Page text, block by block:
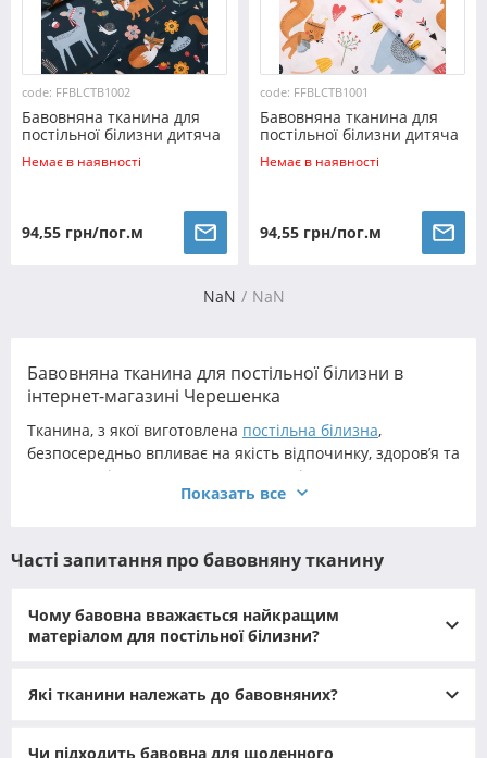
code: FFBLCTB1002
Бавовняна тканина для
постільної білизни дитяча
CTB1002
Немає в наявності
94,55 грн/пог.м
code: FFBLCTB1001
Бавовняна тканина для
постільної білизни дитяча
CTB1001
Немає в наявності
94,55 грн/пог.м
NaN NaN
Бавовняна тканина для постільної білизни в
інтернет-магазині Черешенка
Тканина, з якої виготовлена постільна білизна,
безпосередньо впливає на якість відпочинку, здоров’я та
загальне відчуття затишку в спальні. Саме тому
бавовняна тканина для постільної білизни вважається
тепло, забезпечуючи комфорт протягом усієї ночі. Коли
текстилю, більшість покупців обирають бавовну -
універсальне рішення, що ідеально підходить для
Завдяки природній структурі бавовна чудово пропускає
повітря, дозволяє шкірі дихати та підтримує природний
Показать все
Часті запитання про бавовняну тканину
Чому бавовна вважається найкращим
матеріалом для постільної білизни?
Які тканини належать до бавовняних?
Чи підходить бавовна для щоденного